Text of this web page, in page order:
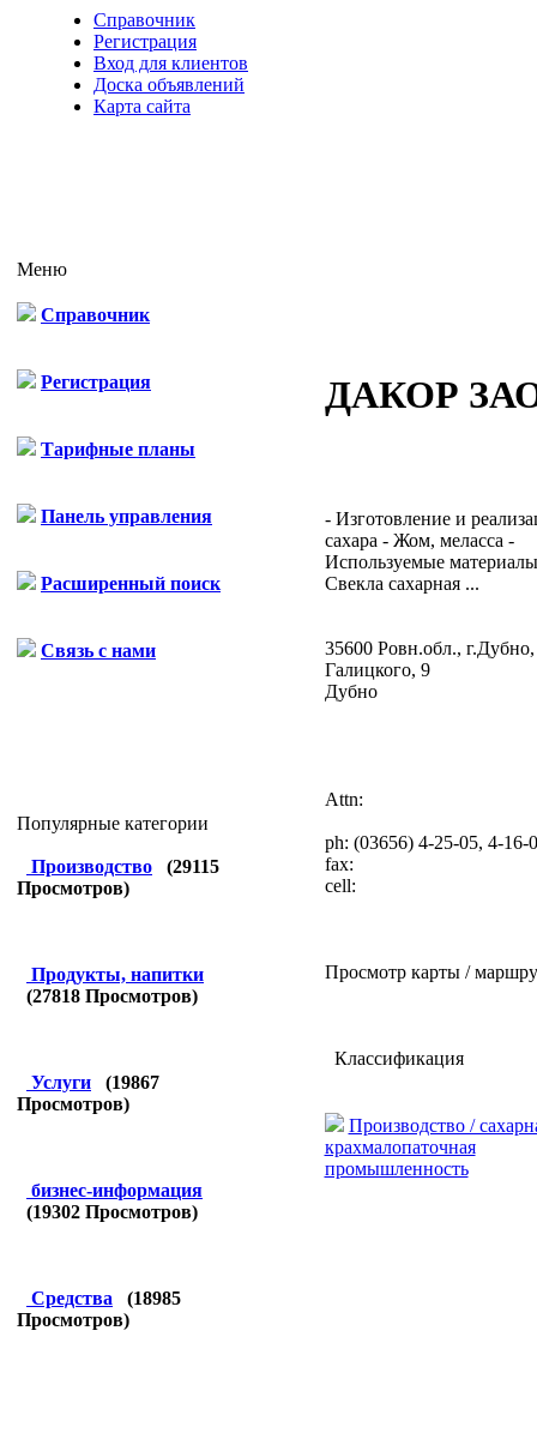
Справочник
Регистрация
Вход для клиентов
Доска объявлений
Карта сайта
Меню
Справочник
Регистрация
Тарифные планы
Панель управления
Расширенный поиск
Связь с нами
Популярные категории
Производство (29115
Просмотров)
Продукты, напитки
(27818 Просмотров)
Услуги (19867
Просмотров)
бизнес-информация
(19302 Просмотров)
Средства (18985
Просмотров)
ДАКОР
- Изготовление и
сахара - Жом, меласса -
Используемые
Свекла сахарная ...
35600 Ровн.обл.,
Галицкого, 9
Дубно
Attn:
ph: (03656) 4-25-05, 4-16-
fax:
cell:
Просмотр карты /
Классификация
Производство /
крахмалопаточная
промышленность